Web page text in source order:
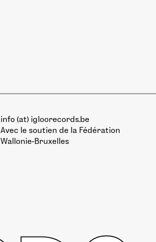
info (at) igloorecords.be
Avec le soutien de la Fédération
Wallonie-Bruxelles